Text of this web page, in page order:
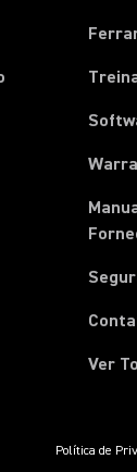
Ver
Política de